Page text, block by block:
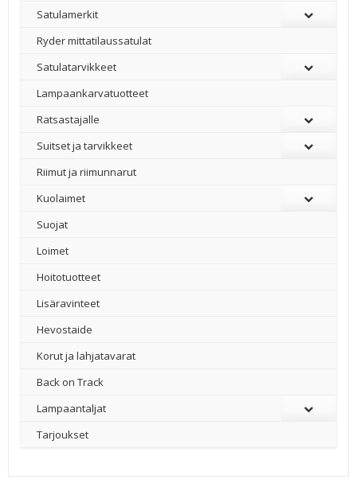
Satulamerkit
Ryder mittatilaussatulat
Satulatarvikkeet
–
Lampaankarvatuotteet
Ratsastajalle
Suitset ja tarvikkeet
Riimut ja riimunnarut
Kuolaimet
Suojat
Loimet
Hoitotuotteet
Lisäravinteet
Hevostaide
Korut ja lahjatavarat
Back on Track
Lampaantaljat
Tarjoukset